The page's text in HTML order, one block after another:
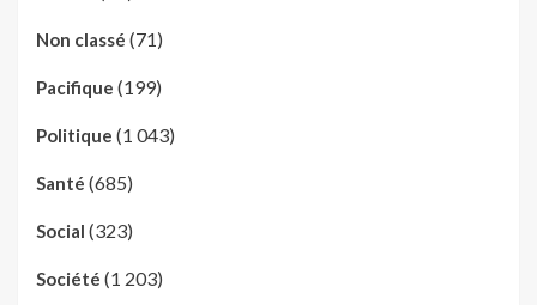
Non classé (71)
Pacifique (199)
Politique (1 043)
Santé (685)
Social (323)
Société (1 203)